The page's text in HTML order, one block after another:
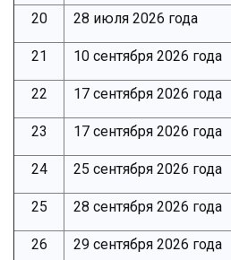
20 28 июля 2026 года
21 10 сентября 2026 года
22 17 сентября 2026 года
23 17 сентября 2026 года
24 25 сентября 2026 года
25 28 сентября 2026 года
26 29 сентября 2026 года